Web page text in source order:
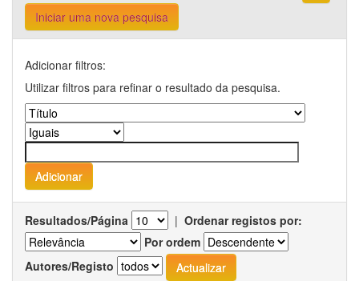
Iniciar uma nova pesquisa
Adicionar filtros:
Utilizar filtros para refinar o resultado da pesquisa.
Resultados/Página | Ordenar registos por:
Por ordem
Autores/Registo